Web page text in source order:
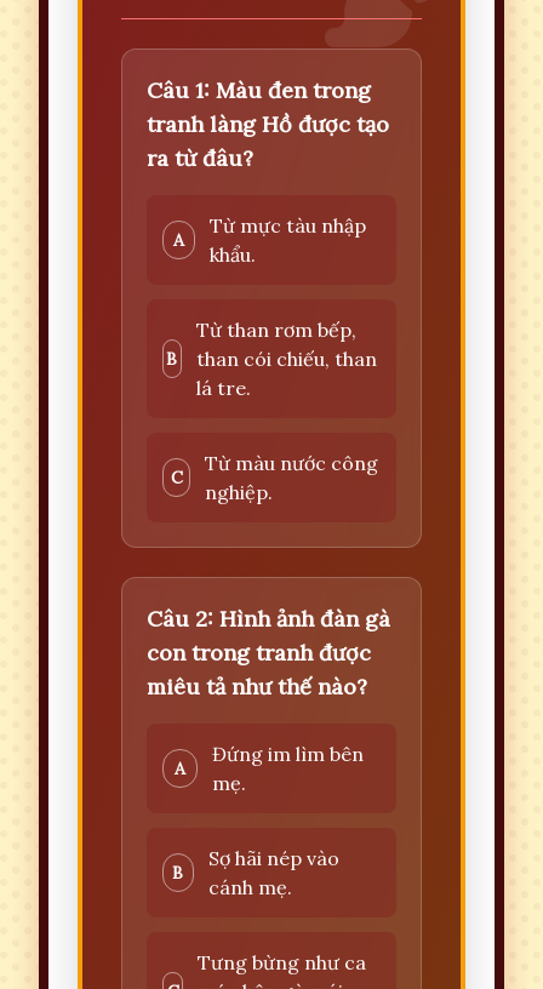
Câu 1: Màu đen trong
tranh làng Hồ được tạo
ra từ đâu?
A
Từ mực tàu nhập
khẩu.
B
Từ than rơm bếp,
than cói chiếu, than
lá tre.
C
Từ màu nước công
nghiệp.
Câu 2: Hình ảnh đàn gà
con trong tranh được
miêu tả như thế nào?
A
Đứng im lìm bên
mẹ.
B
Sợ hãi nép vào
cánh mẹ.
Tưng bừng như ca